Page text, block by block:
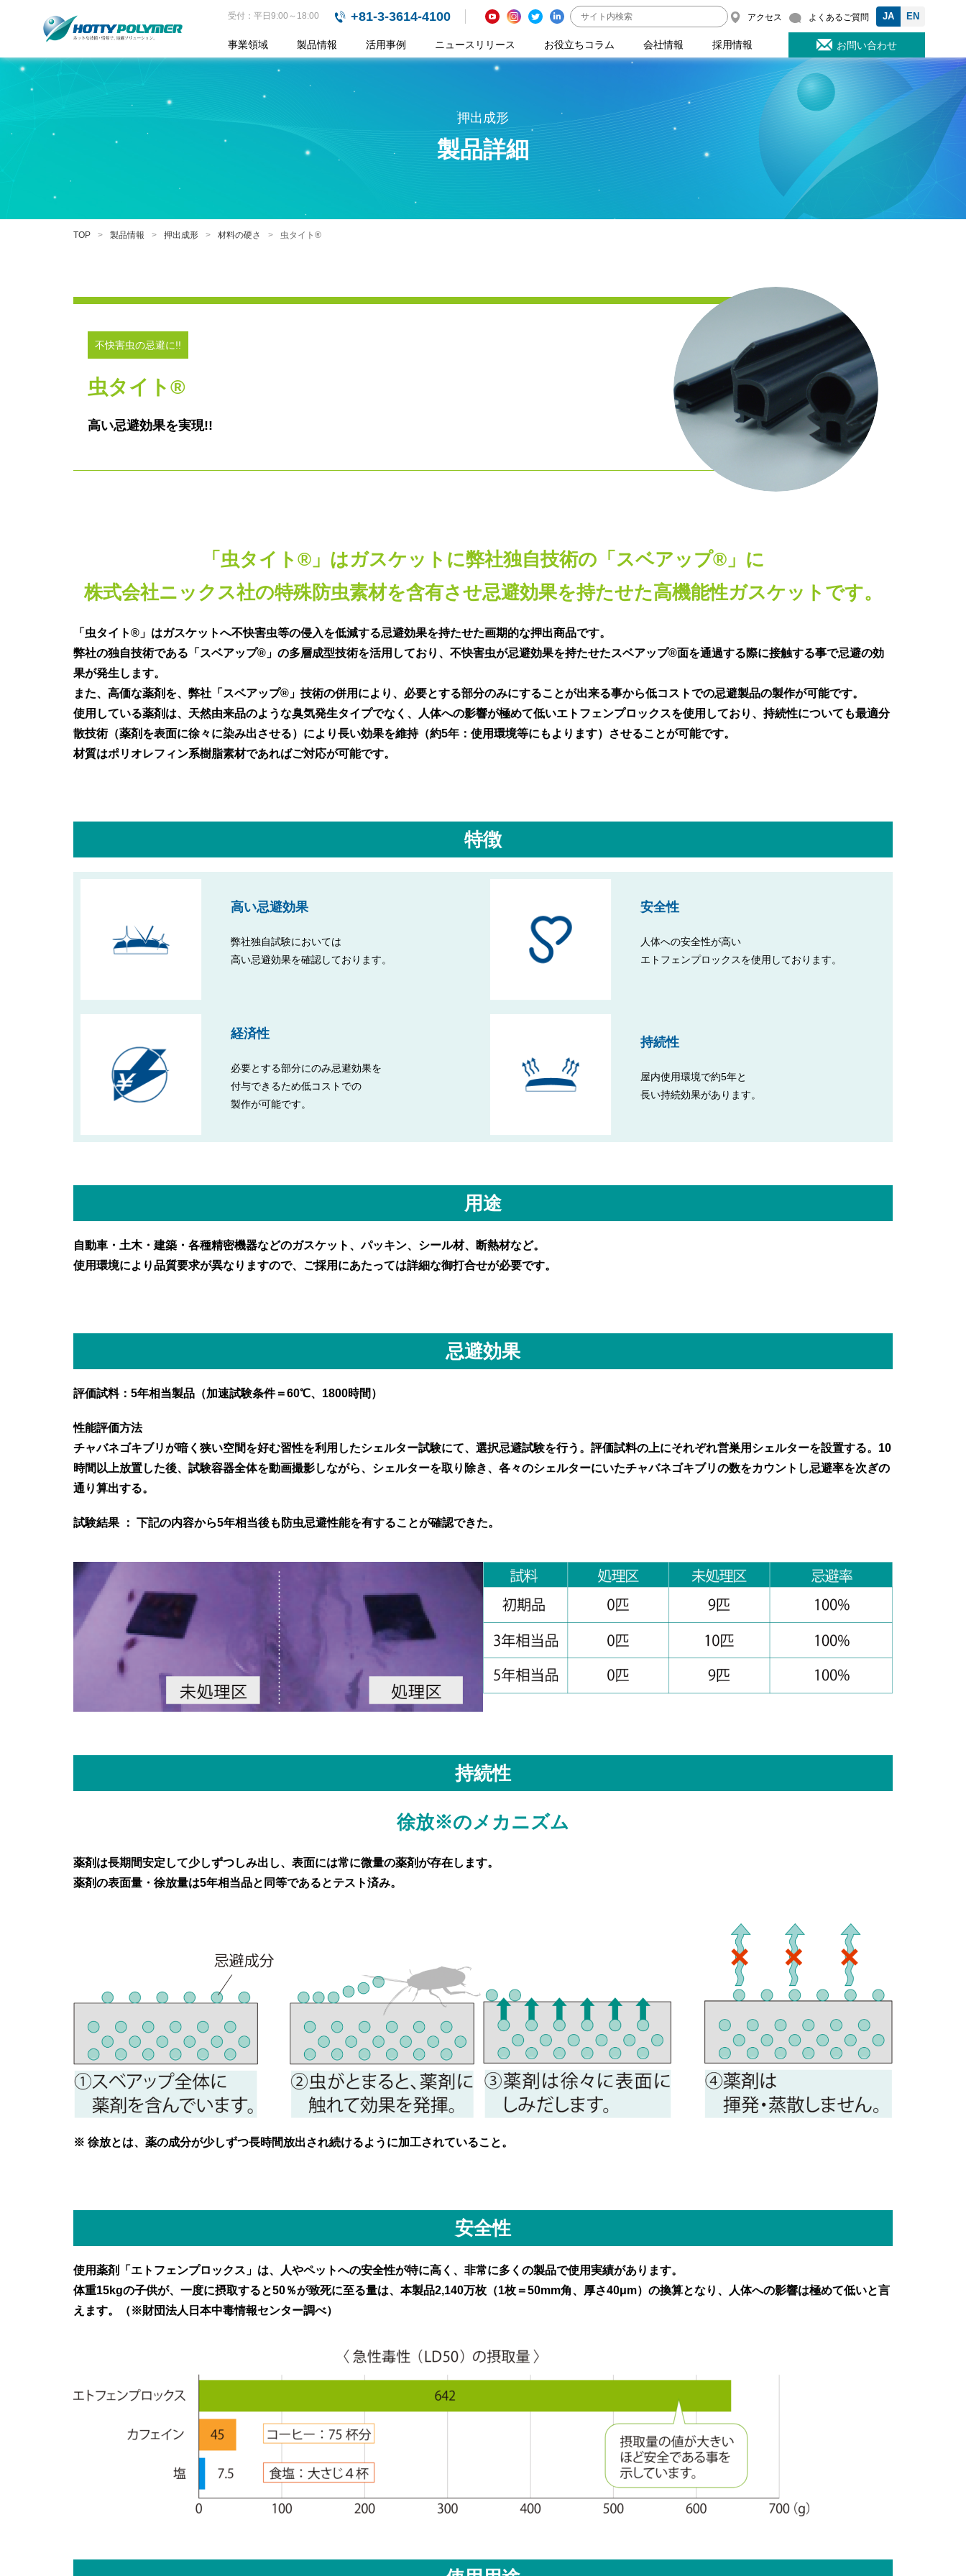
受付：平日9:00～18:00 +81-3-3614-4100 アクセス よくあるご質問 EN
JA
事業領域 製品情報 活用事例 ニュースリリース お役立ちコラム 会社情報 採用情報 お問い合わせ
押出成形
製品詳細
TOP 製品情報 押出成形 材料の硬さ 虫タイト®
不快害虫の忌避に!!
虫タイト®
高い忌避効果を実現!!
「虫タイト®」はガスケットに弊社独自技術の「スベアップ®」に
株式会社ニックス社の特殊防虫素材を含有させ忌避効果を持たせた高機能性ガスケットです。
「虫タイト®」はガスケットへ不快害虫等の侵入を低減する忌避効果を持たせた画期的な押出商品です。
弊社の独自技術である「スベアップ®」の多層成型技術を活用しており、不快害虫が忌避効果を持たせたスベアップ®面を通過する際に接触する事で忌避の効
果が発生します。
また、高価な薬剤を、弊社「スベアップ®」技術の併用により、必要とする部分のみにすることが出来る事から低コストでの忌避製品の製作が可能です。
使用している薬剤は、天然由来品のような臭気発生タイプでなく、人体への影響が極めて低いエトフェンプロックスを使用しており、持続性についても最適分
散技術（薬剤を表面に徐々に染み出させる）により長い効果を維持（約5年：使用環境等にもよります）させることが可能です。
材質はポリオレフィン系樹脂素材であればご対応が可能です。
特徴
高い忌避効果
弊社独自試験においては
高い忌避効果を確認しております。
安全性
人体への安全性が高い
エトフェンプロックスを使用しております。
経済性
必要とする部分にのみ忌避効果を
付与できるため低コストでの
製作が可能です。
持続性
屋内使用環境で約5年と
長い持続効果があります。
用途
自動車・土木・建築・各種精密機器などのガスケット、パッキン、シール材、断熱材など。
使用環境により品質要求が異なりますので、ご採用にあたっては詳細な御打合せが必要です。
忌避効果
評価試料：5年相当製品（加速試験条件＝60℃、1800時間）
性能評価方法
チャバネゴキブリが暗く狭い空間を好む習性を利用したシェルター試験にて、選択忌避試験を行う。評価試料の上にそれぞれ営巣用シェルターを設置する。10
時間以上放置した後、試験容器全体を動画撮影しながら、シェルターを取り除き、各々のシェルターにいたチャバネゴキブリの数をカウントし忌避率を次ぎの
通り算出する。
試験結果 ： 下記の内容から5年相当後も防虫忌避性能を有することが確認できた。
持続性
徐放※のメカニズム
薬剤は長期間安定して少しずつしみ出し、表面には常に微量の薬剤が存在します。
薬剤の表面量・徐放量は5年相当品と同等であるとテスト済み。
※ 徐放とは、薬の成分が少しずつ長時間放出され続けるように加工されていること。
安全性
使用薬剤「エトフェンプロックス」は、人やペットへの安全性が特に高く、非常に多くの製品で使用実績があります。
体重15kgの子供が、一度に摂取すると50％が致死に至る量は、本製品2,140万枚（1枚＝50mm角、厚さ40μm）の換算となり、人体への影響は極めて低いと言
えます。（※財団法人日本中毒情報センター調べ）